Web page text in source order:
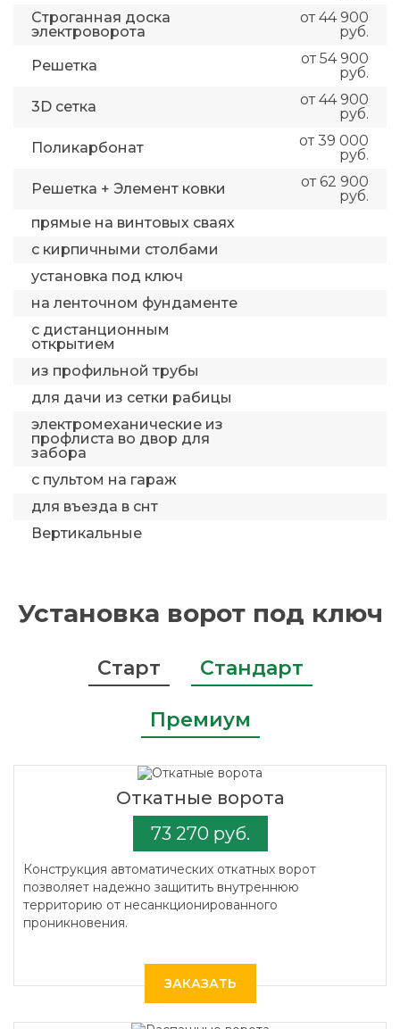
Строганная доска
электроворота
от 44 900
руб.
Решетка
от 54 900
руб.
3D сетка
от 44 900
руб.
Поликарбонат
от 39 000
руб.
Решетка + Элемент ковки
от 62 900
руб.
прямые на винтовых сваях
с кирпичными столбами
установка под ключ
на ленточном фундаменте
с дистанционным
открытием
из профильной трубы
для дачи из сетки рабицы
электромеханические из
профлиста во двор для
забора
с пультом на гараж
для въезда в снт
Вертикальные
Установка ворот под ключ
Старт Стандарт
Премиум
Откатные ворота
73 270 руб.
Конструкция автоматических откатных ворот
позволяет надежно защитить внутреннюю
территорию от несанкционированного
проникновения.
ЗАКАЗАТЬ